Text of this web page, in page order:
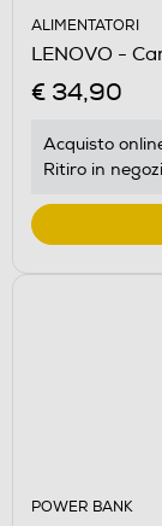
ALIMENTATORI
LENOVO -
€ 34,90
Acquisto
Ritiro in
POWER BANK